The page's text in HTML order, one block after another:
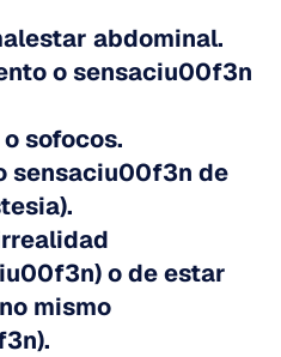
abdominal.
o sensaciu00f3n
sofocos.
sensaciu00f3n de
o de estar
mismo